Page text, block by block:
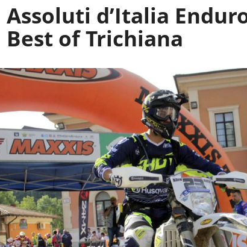
Assoluti d’Italia
Best of Trichiana
Enduro Under23/Senior &
Femminile. Questo fine
settimana la terza prova
23 Luglio 2026
2026
22